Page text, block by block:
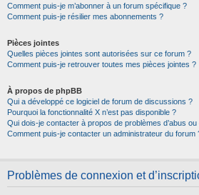
Comment puis-je m’abonner à un forum spécifique ?
Comment puis-je résilier mes abonnements ?
Pièces jointes
Quelles pièces jointes sont autorisées sur ce forum ?
Comment puis-je retrouver toutes mes pièces jointes ?
À propos de phpBB
Qui a développé ce logiciel de forum de discussions ?
Pourquoi la fonctionnalité X n’est pas disponible ?
Qui dois-je contacter à propos de problèmes d’abus
Comment puis-je contacter un administrateur du forum
Problèmes de connexion et